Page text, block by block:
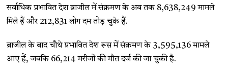
सर्वाधिक प्रभावित देश ब्राजील में संक्रमण के अब तक 8,638,249 मामले
मिले हैं और 212,831 लोग दम तोड़ चुके हैं.
ब्राजील के बाद चौथे प्रभावित देश रूस में संक्रमण के 3,595,136 मामले
आए हैं, जबकि 66,214 मरीजों की मौत दर्ज की जा चुकी है.